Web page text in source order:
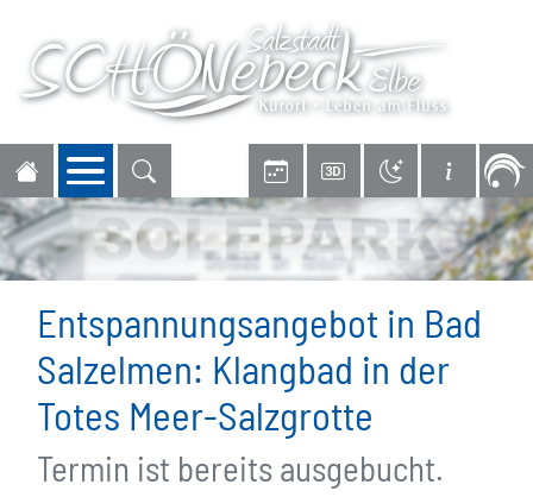
Navigation öffnen
Entspannungsangebot in Bad
Salzelmen: Klangbad in der
Totes Meer-Salzgrotte
Termin ist bereits ausgebucht.